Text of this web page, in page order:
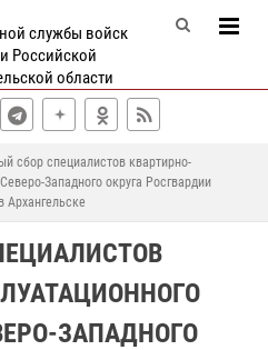
службы войск
Российской
области
сбор специалистов квартирно-
Западного округа Росгвардии
Архангельске
ЗАПАДНОГО